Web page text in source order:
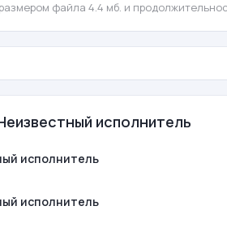
файла 4.4 мб. и
исполнитель
исполнитель
исполнитель